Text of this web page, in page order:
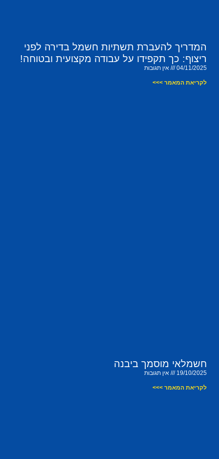
המדריך להעברת תשתיות חשמל בדירה לפני
ריצוף: כך תקפידו על עבודה מקצועית ובטוחה!
04/11/2025 אין תגובות
לקריאת המאמר >>>
חשמלאי מוסמך ביבנה
19/10/2025 אין תגובות
לקריאת המאמר >>>